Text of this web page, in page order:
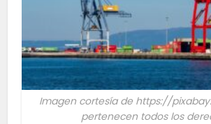
Imagen cortesía de https://
pertenecen todos los